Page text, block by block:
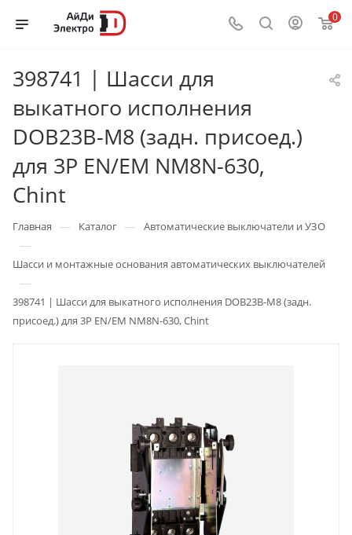
0
398741 | Шасси для
выкатного исполнения
DOB23B-M8 (задн. присоед.)
для 3P EN/EM NM8N-630,
Chint
Главная — Каталог — Автоматические выключатели и УЗО
—
Шасси и монтажные основания автоматических выключателей
—
398741 | Шасси для выкатного исполнения DOB23B-M8 (задн.
присоед.) для 3P EN/EM NM8N-630, Chint